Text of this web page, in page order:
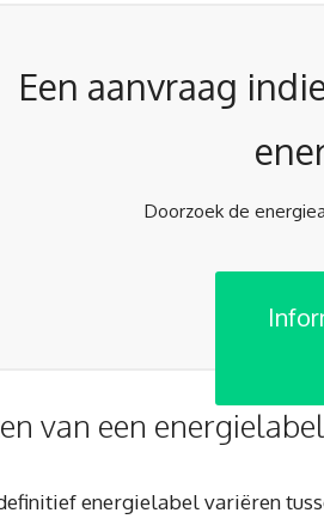
Een aanvraag
Doorzoek de
van een energielabel
energielabel variëren